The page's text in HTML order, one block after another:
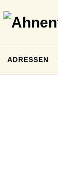
ADRESSEN